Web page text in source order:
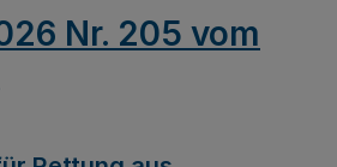
Nr. 205 vom